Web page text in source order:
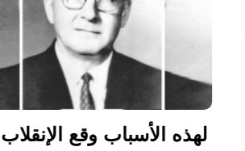
لهذه
الذكرى 65 لإستشهاد